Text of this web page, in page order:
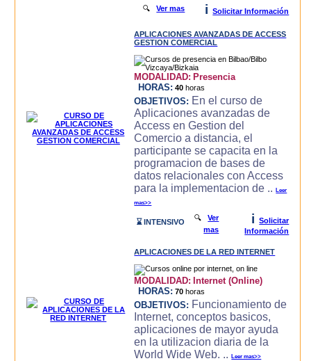
🔍Ver mas i Solicitar Información
APLICACIONES AVANZADAS DE ACCESS
GESTION COMERCIAL
MODALIDAD: Presencia
HORAS: 40 horas
OBJETIVOS: En el curso de
Aplicaciones avanzadas de
Access en Gestion del
Comercio a distancia, el
participante se capacita en la
programacion de bases de
datos relacionales con Access
para la implementacion de ..Leer
mas>>
⌛ INTENSIVO 🔍Ver
mas
i
Solicitar
Información
APLICACIONES DE LA RED INTERNET
MODALIDAD: Internet (Online)
HORAS: 70 horas
OBJETIVOS: Funcionamiento de
Internet, conceptos basicos,
aplicaciones de mayor ayuda
en la utilizacion diaria de la
World Wide Web. ..Leer mas>>